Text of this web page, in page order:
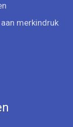
merkindruk